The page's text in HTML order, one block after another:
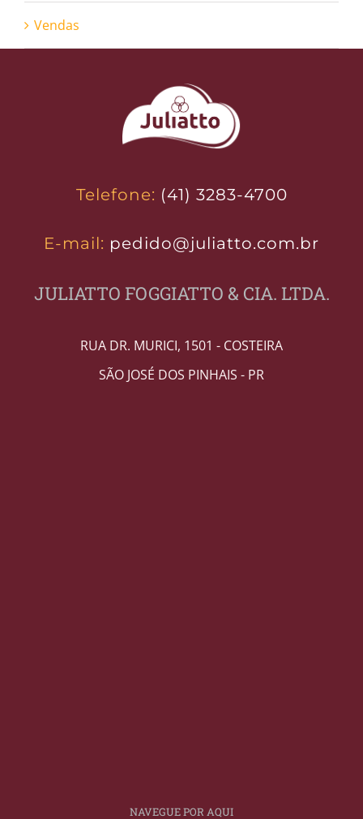
Vendas
Telefone: (41) 3283-4700
E-mail: pedido@juliatto.com.br
JULIATTO FOGGIATTO & CIA. LTDA.
RUA DR. MURICI, 1501 - COSTEIRA
SÃO JOSÉ DOS PINHAIS - PR
NAVEGUE POR AQUI